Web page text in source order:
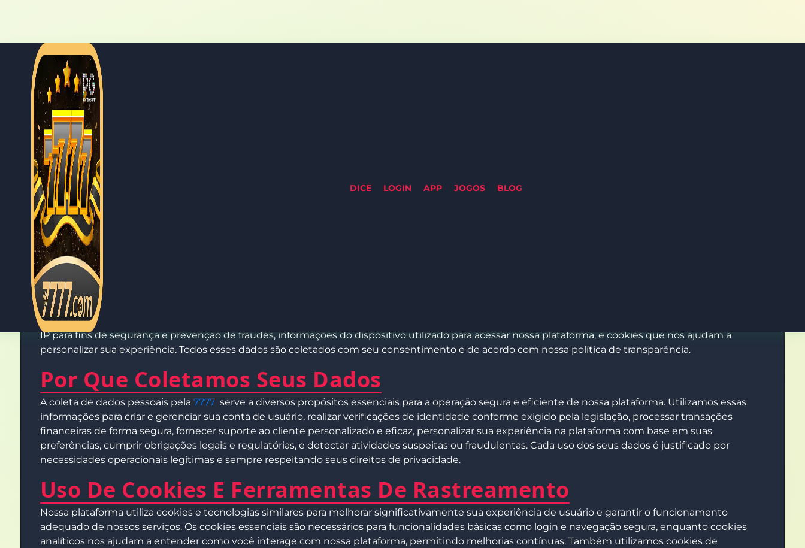
DICE LOGIN APP JOGOS BLOG
Política de Privacidade
A 7777 está comprometida em proteger a privacidade e os dados pessoais de todos os nossos usuários. Esta política de privacidade estabelece de
forma clara e transparente como coletamos, utilizamos, armazenamos e protegemos suas informações pessoais durante o uso da nossa plataforma e
serviços. Entendemos que a confiança é fundamental no relacionamento com nossos clientes, por isso adotamos as mais rigorosas medidas de
segurança e seguimos todas as regulamentações aplicáveis para garantir que seus dados estejam sempre protegidos.
Sobre Esta Página
Esta página foi desenvolvida especificamente para informar nossos usuários sobre nossas práticas de tratamento de dados, seus direitos como titular
das informações e nossas obrigações legais relacionadas à privacidade e segurança. Nosso objetivo é fornecer informações completas e acessíveis sobre
como seus dados são gerenciados, permitindo que você tome decisões informadas sobre o uso de nossos serviços. Recomendamos que você leia
atentamente todas as seções desta política para compreender plenamente nossos processos e procedimentos.
Quais Dados Coletamos
A 7777 coleta diferentes tipos de informações pessoais necessárias para oferecer nossos serviços de forma segura e eficiente. Entre os dados coletados
estão informações básicas de identificação como nome completo, endereço de e-mail, número de telefone e data de nascimento. Também coletamos
dados de localização para verificar elegibilidade geográfica, informações de transações financeiras incluindo histórico de depósitos e saques, endereço
IP para fins de segurança e prevenção de fraudes, informações do dispositivo utilizado para acessar nossa plataforma, e cookies que nos ajudam a
personalizar sua experiência. Todos esses dados são coletados com seu consentimento e de acordo com nossa política de transparência.
Por Que Coletamos Seus Dados
A coleta de dados pessoais pela 7777serve a diversos propósitos essenciais para a operação segura e eficiente de nossa plataforma. Utilizamos essas
informações para criar e gerenciar sua conta de usuário, realizar verificações de identidade conforme exigido pela legislação, processar transações
financeiras de forma segura, fornecer suporte ao cliente personalizado e eficaz, personalizar sua experiência na plataforma com base em suas
preferências, cumprir obrigações legais e regulatórias, e detectar atividades suspeitas ou fraudulentas. Cada uso dos seus dados é justificado por
necessidades operacionais legítimas e sempre respeitando seus direitos de privacidade.
Uso De Cookies E Ferramentas De Rastreamento
Nossa plataforma utiliza cookies e tecnologias similares para melhorar significativamente sua experiência de usuário e garantir o funcionamento
adequado de nossos serviços. Os cookies essenciais são necessários para funcionalidades básicas como login e navegação segura, enquanto cookies
analíticos nos ajudam a entender como você interage com nossa plataforma, permitindo melhorias contínuas. Também utilizamos cookies de